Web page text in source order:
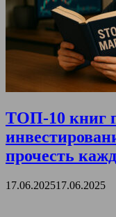
ТОП-10 книг
прочесть
17.06.202517.06.2025